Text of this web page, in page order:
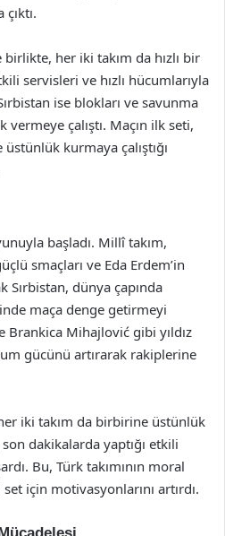
her iki takım da hızlı bir
servisleri ve hızlı hücumlarıyla
ise blokları ve savunma
vermeye çalıştı. Maçın ilk seti,
kurmaya çalıştığı
başladı. Millî takım,
smaçları ve Eda Erdem’in
Sırbistan, dünya çapında
maça denge getirmeyi
Brankica Mihajlović gibi yıldız
gücünü artırarak rakiplerine
iki takım da birbirine üstünlük
dakikalarda yaptığı etkili
Bu, Türk takımının moral
için motivasyonlarını artırdı.